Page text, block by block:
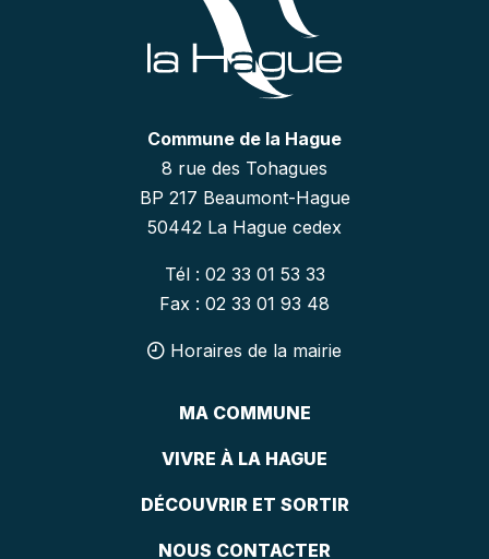
Commune de la Hague
8 rue des Tohagues
BP 217 Beaumont-Hague
50442 La Hague cedex
Tél : 02 33 01 53 33
Fax : 02 33 01 93 48
Horaires de la mairie
MA COMMUNE
VIVRE À LA HAGUE
DÉCOUVRIR ET SORTIR
NOUS CONTACTER